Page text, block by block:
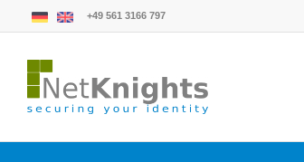
+49 561 3166 797